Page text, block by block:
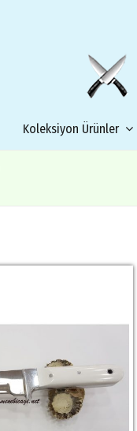
Koleksiyon Ürünler